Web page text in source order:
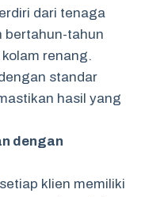
dari tenaga
bertahun-tahun
renang.
standar
hasil yang
dengan
klien memiliki